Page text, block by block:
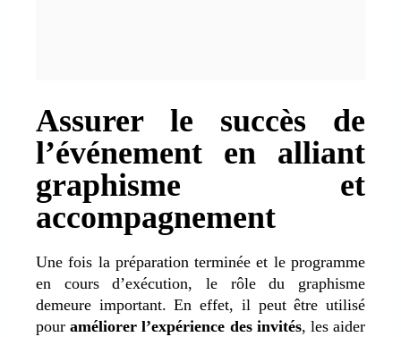
Assurer le succès de
l’événement en alliant
graphisme et
accompagnement
Une fois la préparation terminée et le programme
en cours d’exécution, le rôle du graphisme
demeure important. En effet, il peut être utilisé
pouraméliorer l’expérience des invités, les aider